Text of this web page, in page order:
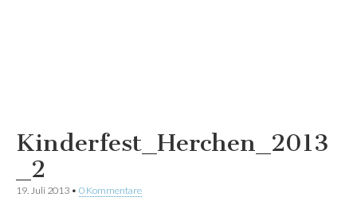
Kinderfest_Herchen_2013
_2
19. Juli 2013 • 0 Kommentare